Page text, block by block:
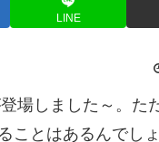
LINE
場しました～。た
とはあるんでしょ